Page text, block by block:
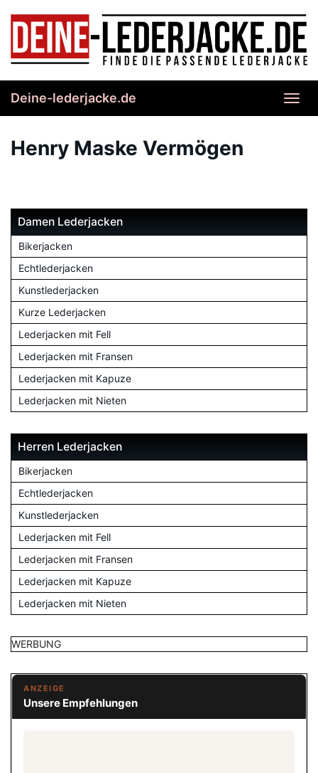
content
Deine-lederjacke.de
Henry Maske Vermögen
Damen Lederjacken
Bikerjacken
Echtlederjacken
Kunstlederjacken
Kurze Lederjacken
Lederjacken mit Fell
Lederjacken mit Fransen
Lederjacken mit Kapuze
Lederjacken mit Nieten
Herren Lederjacken
Bikerjacken
Echtlederjacken
Kunstlederjacken
Lederjacken mit Fell
Lederjacken mit Fransen
Lederjacken mit Kapuze
Lederjacken mit Nieten
WERBUNG
ANZEIGE
Unsere Empfehlungen